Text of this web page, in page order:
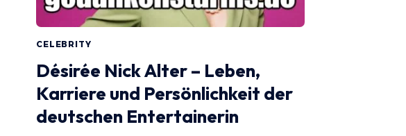
CELEBRITY
Désirée Nick Alter – Leben,
Karriere und Persönlichkeit der
deutschen Entertainerin